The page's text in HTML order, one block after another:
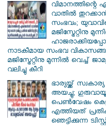
വാതിൽ തുറക്കാൻ
സംഭവം;
മജിസ്ട്രേറ്റിനു
നാടകീമായ സംഭവ
മജിസ്ട്രേറ്റിനു മുന്നിൽ വെച്ച്
വലിച്ചു കീറി
ഭാര്യയ്ക്ക്
അയച്ചു;
പെൺവേഷം
എത്തിയത്
ഞെട്ടിക്കുന്ന